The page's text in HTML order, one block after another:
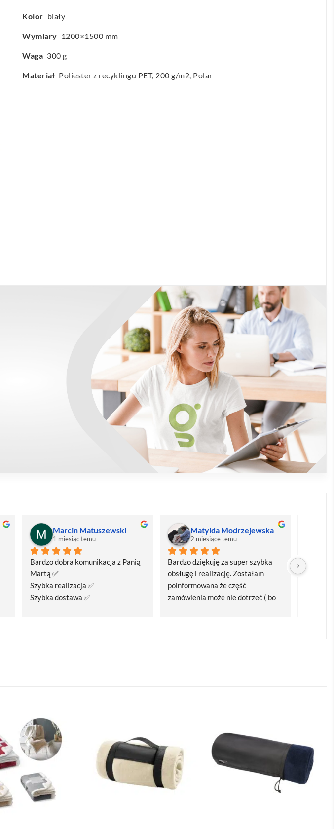
Kolor biały
Wymiary 1200×1500 mm
Waga 300 g
Materiał Poliester z recyklingu PET, 200 g/m2, Polar
Marcin Matuszewski
1 miesiąc temu
Bardzo dobra komunikacja z Panią
Martą ✅
Szybka realizacja ✅
Szybka dostawa ✅
Matylda Modrzejewska
2 miesiące temu
Bardzo dziękuję za super szybka
obsługę i realizację. Zostałam
poinformowana że część
zamówienia może nie dotrzeć ( bo
Bardzo